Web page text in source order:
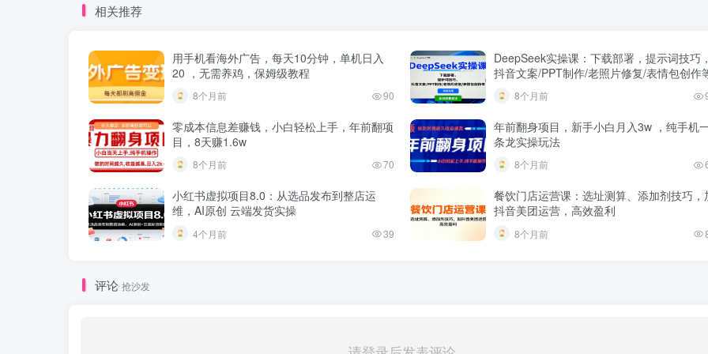
相关推荐
用手机看海外广告，每天10分钟，单机日入
20 ，无需养鸡，保姆级教程
8个月前 90
DeepSeek实操课：下载部署，提示词技巧，
抖音文案/PPT制作/老照片修复/表情包创作
8个月前
零成本信息差赚钱，小白轻松上手，年前翻项
目，8天赚1.6w
8个月前 70
年前翻身项目，新手小白月入3w ，纯手机
条龙实操玩法
8个月前
小红书虚拟项目8.0：从选品发布到整店运
维，AI原创 云端发货实操
4个月前 39
餐饮门店运营课：选址测算、添加剂技巧，
抖音美团运营，高效盈利
8个月前
评论 抢沙发